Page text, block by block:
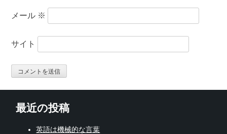
メール ※
サイト
最近の投稿
英語は機械的な言葉